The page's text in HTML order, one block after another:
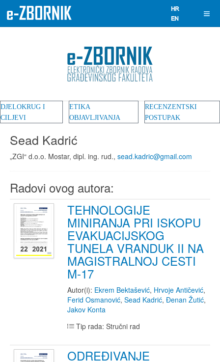
DJELOKRUG I
CILJEVI
ETIKA
OBJAVLJIVANJA
RECENZENTSKI
POSTUPAK
Sead Kadrić
„ZGI“ d.o.o. Mostar, dipl. ing. rud., sead.kadric@gmail.com
Radovi ovog autora:
TEHNOLOGIJE
MINIRANJA PRI ISKOPU
EVAKUACIJSKOG
TUNELA VRANDUK II NA
MAGISTRALNOJ CESTI
M-17
Autor(i): Ekrem Bektašević, Hrvoje Antičević,
Ferid Osmanović, Sead Kadrić, Đenan Žutić,
Jakov Konta
Tip rada: Stručni rad
ODREĐIVANJE